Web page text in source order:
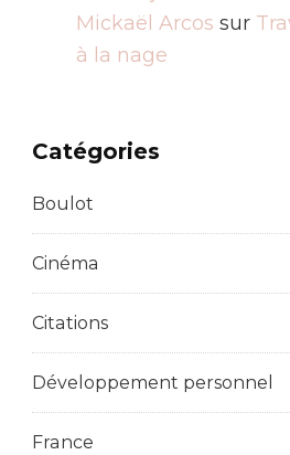
Mickaël Arcos sur
à la nage
Catégories
Boulot
Cinéma
Citations
Développement personnel
France